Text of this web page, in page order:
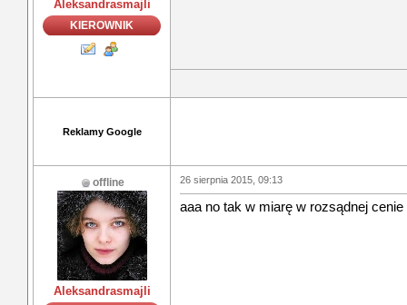
Aleksandrasmajli
KIEROWNIK
Reklamy Google
offline
Aleksandrasmajli
26 sierpnia 2015, 09:13
aaa no tak w miarę w rozsądnej